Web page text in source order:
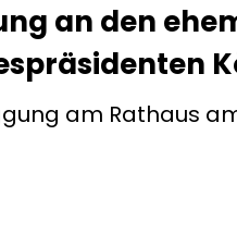
an den
am Rathaus